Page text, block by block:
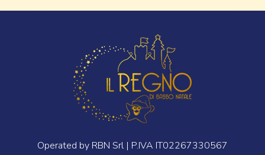
Operated by RBN Srl | P.IVA IT02267330567